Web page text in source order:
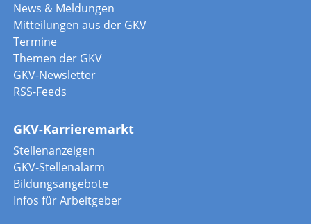
News & Meldungen
Mitteilungen aus der GKV
Termine
Themen der GKV
GKV-Newsletter
RSS-Feeds
GKV-Karrieremarkt
Stellenanzeigen
GKV-Stellenalarm
Bildungsangebote
Infos für Arbeitgeber